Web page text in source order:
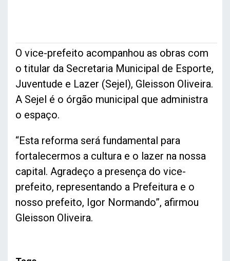
O vice-prefeito acompanhou as obras com
o titular da Secretaria Municipal de Esporte,
Juventude e Lazer (Sejel), Gleisson Oliveira.
A Sejel é o órgão municipal que administra
o espaço.
“Esta reforma será fundamental para
fortalecermos a cultura e o lazer na nossa
capital. Agradeço a presença do vice-
prefeito, representando a Prefeitura e o
nosso prefeito, Igor Normando”, afirmou
Gleisson Oliveira.